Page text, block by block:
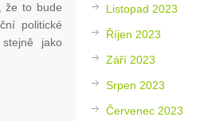
že to bude
politické
jako
Listopad 2023
Říjen 2023
Září 2023
Srpen 2023
Červenec 2023